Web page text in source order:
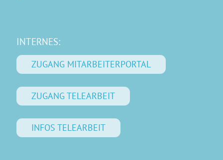
INTERNES:
ZUGANG MITARBEITERPORTAL
ZUGANG TELEARBEIT
INFOS TELEARBEIT